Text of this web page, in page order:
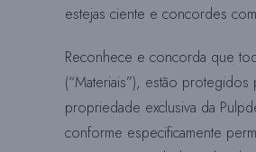
estejas ciente e concordes
Reconhece e concorda que
(“Materiais”), estão
propriedade exclusiva da
conforme especificamente